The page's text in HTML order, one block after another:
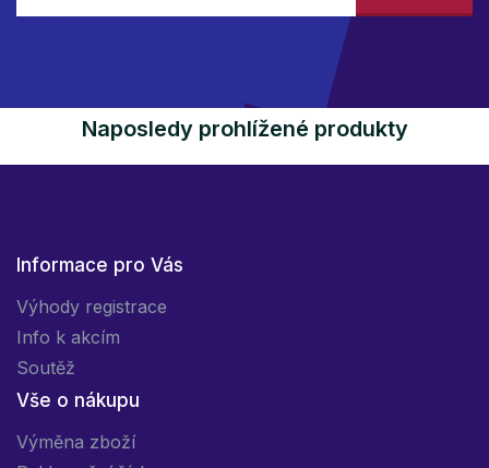
Naposledy prohlížené produkty
Informace pro Vás
Výhody registrace
Info k akcím
Soutěž
Vše o nákupu
Výměna zboží